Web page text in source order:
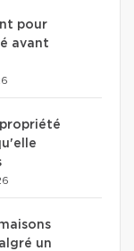
pour
avant
un